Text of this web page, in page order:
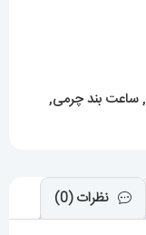
,ساعت بند چرمی,
نظرات (0)